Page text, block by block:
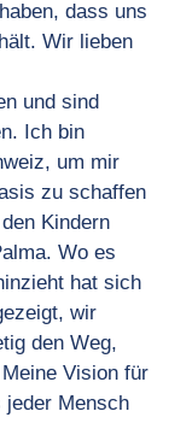
dass uns
Wir lieben
und sind
Ich bin
um mir
zu schaffen
Kindern
Wo es
hat sich
wir
den Weg,
Vision für
Mensch